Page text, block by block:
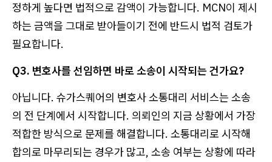
정하게 높다면 법적으로 감액이 가능합니다. MCN이 제시
하는 금액을 그대로 받아들이기 전에 반드시 법적 검토가
필요합니다.
Q3. 변호사를 선임하면 바로 소송이 시작되는 건가요?
아닙니다. 슈가스퀘어의 변호사 소통대리 서비스는 소송
의 전 단계에서 시작합니다. 의뢰인의 지금 상황에서 가장
적합한 방식으로 문제를 해결합니다. 소통대리로 시작해
합의로 마무리되는 경우가 많고, 소송 여부는 상황에 따라